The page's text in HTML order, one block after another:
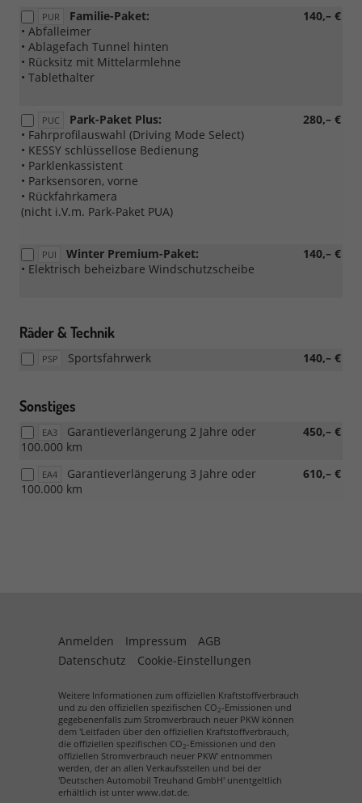
PUR 140,– €
Familie-Paket:
• Abfalleimer
• Ablagefach Tunnel hinten
• Rücksitz mit Mittelarmlehne
• Tablethalter
PUC 280,– €
Park-Paket Plus:
• Fahrprofilauswahl (Driving Mode Select)
• KESSY schlüssellose Bedienung
• Parklenkassistent
• Parksensoren, vorne
• Rückfahrkamera
(nicht i.V.m. Park-Paket PUA)
PUI 140,– €
Winter Premium-Paket:
• Elektrisch beheizbare Windschutzscheibe
Räder & Technik
PSP 140,– €
Sportsfahrwerk
Sonstiges
EA3 450,– €
Garantieverlängerung 2 Jahre oder
100.000 km
EA4 610,– €
Garantieverlängerung 3 Jahre oder
100.000 km
Anmelden Impressum
AGB
Datenschutz
Cookie-Einstellungen
Weitere Informationen zum offiziellen Kraftstoffverbrauch
und zu den offiziellen spezifischen CO2-Emissionen und
gegebenenfalls zum Stromverbrauch neuer PKW können
dem 'Leitfaden über den offiziellen Kraftstoffverbrauch,
die offiziellen spezifischen CO2-Emissionen und den
offiziellen Stromverbrauch neuer PKW' entnommen
werden, der an allen Verkaufsstellen und bei der
'Deutschen Automobil Treuhand GmbH' unentgeltlich
erhältlich ist unter www.dat.de.